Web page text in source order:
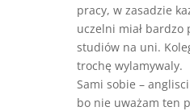
pracy, w zasadzie
uczelni miał
studiów na uni.
trochę wylamywaly.
Sami sobie –
bo nie uważam ten